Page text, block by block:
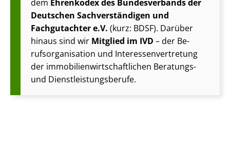
dem Ehrenkodex des Bundesverbands der
Deutschen Sach­ver­stän­di­gen und
Fachgutachter e.V. (kurz: BDSF). Darüber
hinaus sind wir Mitglied im IVD – der Be­
rufs­or­ga­ni­sa­ti­on und In­ter­es­sen­ver­tre­tung
der im­mo­bi­li­en­wirt­schaft­li­chen Beratungs-
und Dienst­leis­tungs­be­ru­fe.